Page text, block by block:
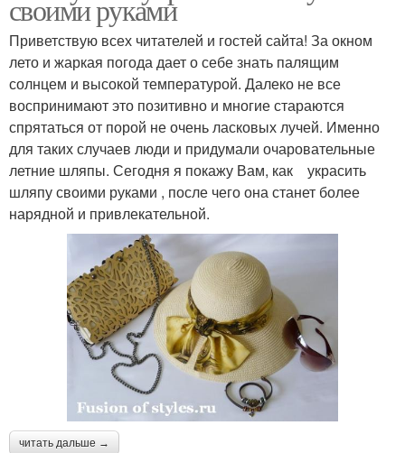
своими руками
Приветствую всех читателей и гостей сайта! За окном
лето и жаркая погода дает о себе знать палящим
солнцем и высокой температурой. Далеко не все
воспринимают это позитивно и многие стараются
спрятаться от порой не очень ласковых лучей. Именно
для таких случаев люди и придумали очаровательные
летние шляпы. Сегодня я покажу Вам, как украсить
шляпу своими руками , после чего она станет более
нарядной и привлекательной.
читать дальше →